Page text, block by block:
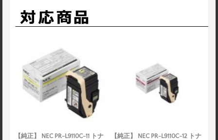
【純正】 NEC PR-L9110C-11 トナ
【純正】 NEC PR-L9110C-12 トナ